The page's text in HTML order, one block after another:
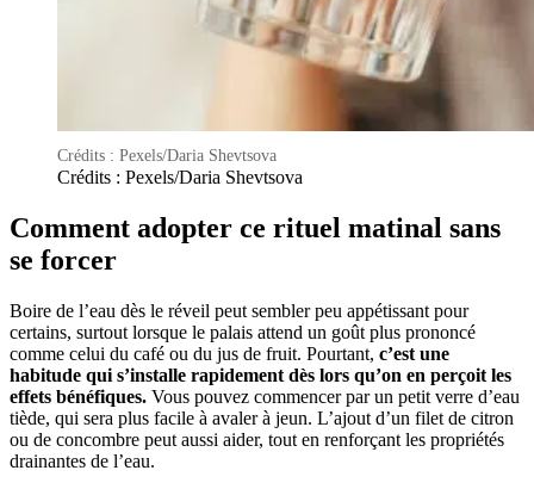
Crédits : Pexels/Daria Shevtsova
Crédits : Pexels/Daria Shevtsova
Comment adopter ce rituel matinal sans
se forcer
Boire de l’eau dès le réveil peut sembler peu appétissant pour
certains, surtout lorsque le palais attend un goût plus prononcé
comme celui du café ou du jus de fruit. Pourtant, c’est une
habitude qui s’installe rapidement dès lors qu’on en perçoit les
effets bénéfiques. Vous pouvez commencer par un petit verre d’eau
tiède, qui sera plus facile à avaler à jeun. L’ajout d’un filet de citron
ou de concombre peut aussi aider, tout en renforçant les propriétés
drainantes de l’eau.